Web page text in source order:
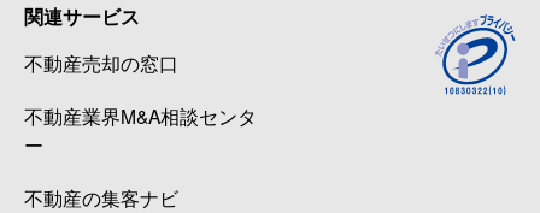
関連サービス
不動産売却の窓口
不動産業界M&A相談センタ
ー
不動産の集客ナビ